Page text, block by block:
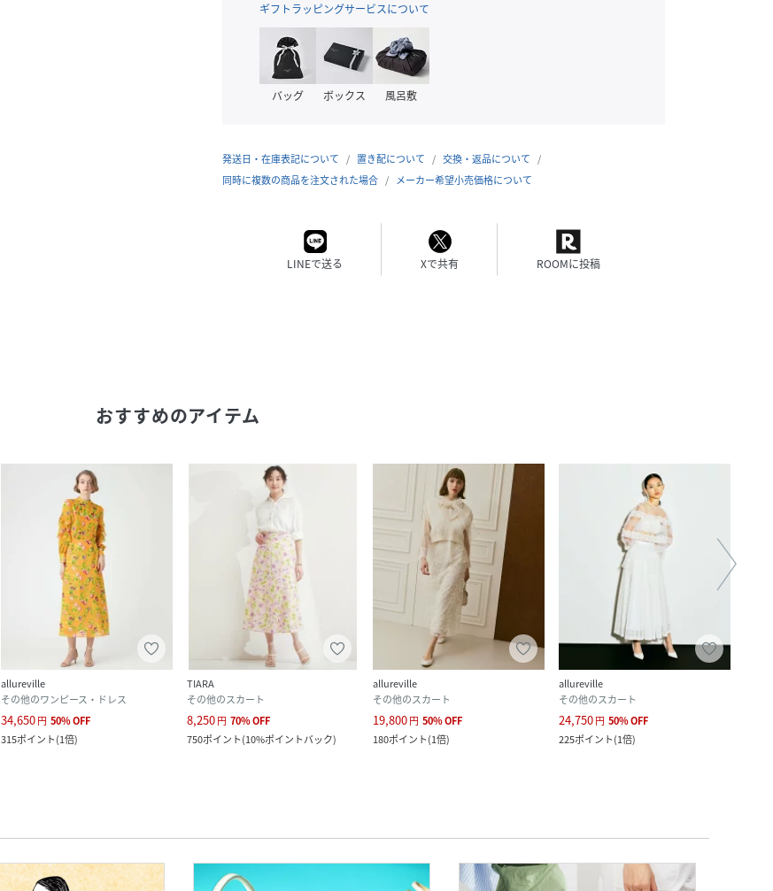
ギフトラッピングサービスについて
バッグ ボックス 風呂敷
発送日・在庫表記について 置き配について
交換・返品について
同時に複数の商品を注文された場合
メーカー希望小売価格について
LINEで送る Xで共有 ROOMに投稿
おすすめのアイテム
allureville
その他のワンピース・ドレス
34,650円 50%OFF
315ポイント(1倍)
TIARA
その他のスカート
8,250円 70%OFF
750ポイント(10%ポイントバック)
allureville
その他のスカート
19,800円 50%OFF
180ポイント(1倍)
allureville
その他のスカート
24,750円 50%OFF
225ポイント(1倍)